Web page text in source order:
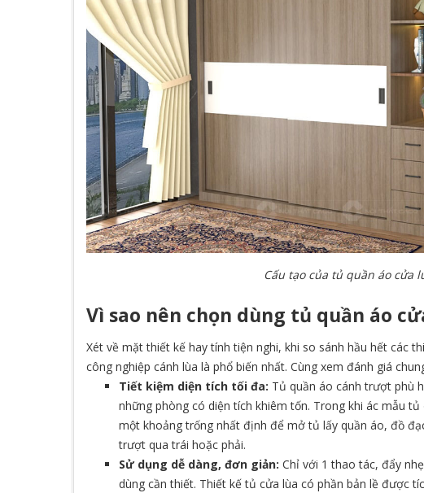
Cấu tạo của tủ quần áo cửa
Vì sao nên chọn dùng tủ quần áo
Xét về mặt thiết kế hay tính tiện nghi, khi so sánh hầu hết các
công nghiệp cánh lùa là phổ biến nhất. Cùng xem đánh giá
Tiết kiệm diện tích tối đa: Tủ quần áo cánh trượt phù
những phòng có diện tích khiêm tốn. Trong khi ác mẫu
một khoảng trống nhất định để mở tủ lấy quần áo, đồ
trượt qua trái hoặc phải.
Sử dụng dễ dàng, đơn giản: Chỉ với 1 thao tác, đẩy
dùng cần thiết. Thiết kế tủ cửa lùa có phần bản lề được